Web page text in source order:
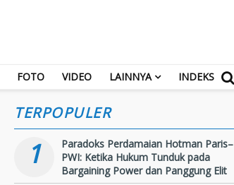
FOTO VIDEO LAINNYA INDEKS
TERPOPULER
1
Paradoks Perdamaian Hotman Paris–
PWI: Ketika Hukum Tunduk pada
Bargaining Power dan Panggung Elit